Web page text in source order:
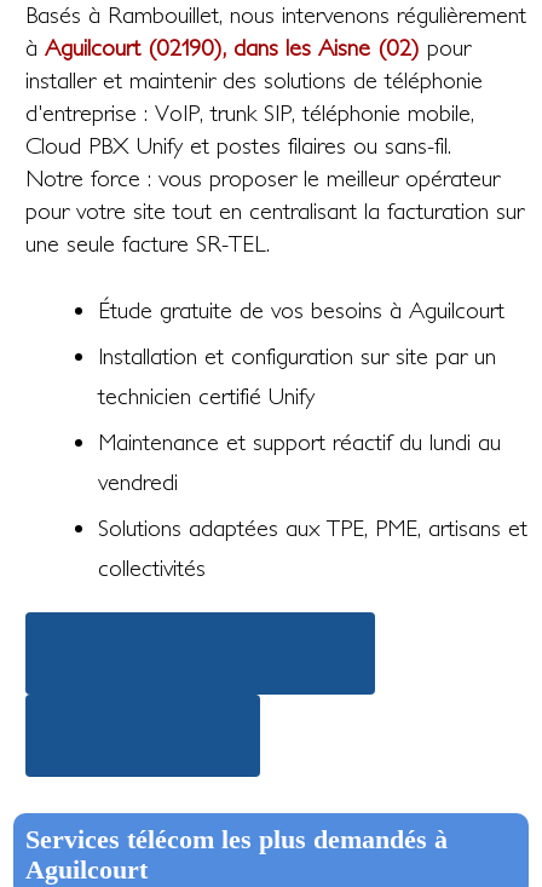
Basés à Rambouillet, nous intervenons régulièrement
àAguilcourt (02190), dans les Aisne (02) pour
installer et maintenir des solutions de téléphonie
d'entreprise : VoIP, trunk SIP, téléphonie mobile,
Cloud PBX Unify et postes filaires ou sans-fil.
Notre force : vous proposer le meilleur opérateur
pour votre site tout en centralisant la facturation sur
une seule facture SR-TEL.
Étude gratuite de vos besoins à Aguilcourt
Installation et configuration sur site par un
technicien certifié Unify
Maintenance et support réactif du lundi au
vendredi
Solutions adaptées aux TPE, PME, artisans et
collectivités
Services télécom les plus demandés à
Aguilcourt